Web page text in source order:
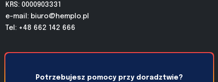
KRS: 0000903331
e-mail: biuro@hemplo.pl
Tel: +48 662 142 666
Potrzebujesz pomocy przy doradztwie?